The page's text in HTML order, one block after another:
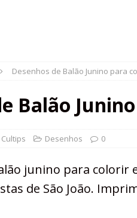
Desenhos de Balão Junino para
Balão
Cultips Desenhos 0
junino para colorir
de São João.